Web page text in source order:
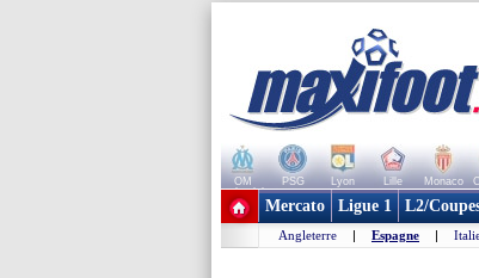
OM PSG Lyon Lille Monaco
+ de clubs
Mercato Ligue 1 L2/
Angleterre | Espagne |